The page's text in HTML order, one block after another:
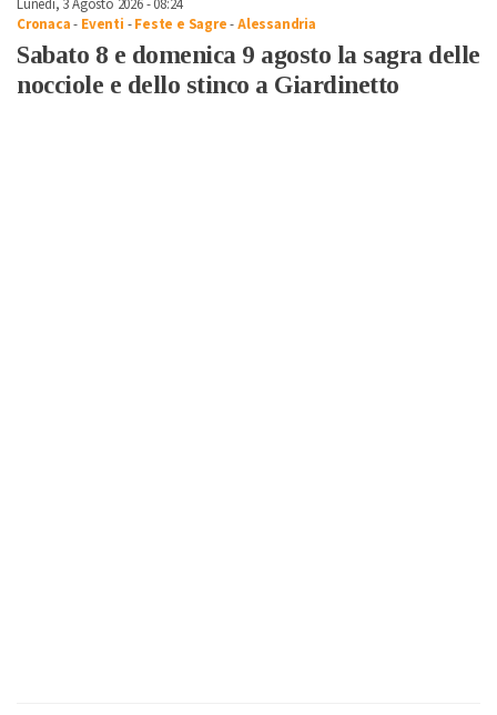
Lunedì, 3 Agosto 2026 - 08:24
Cronaca- Eventi -Feste e Sagre-Alessandria
Sabato 8 e domenica 9 agosto la sagra delle
nocciole e dello stinco a Giardinetto